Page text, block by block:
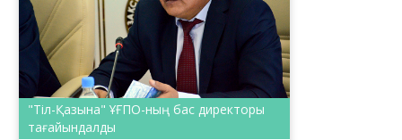
"Тіл-Қазына" ҰҒПО-ның бас директоры
тағайындалды